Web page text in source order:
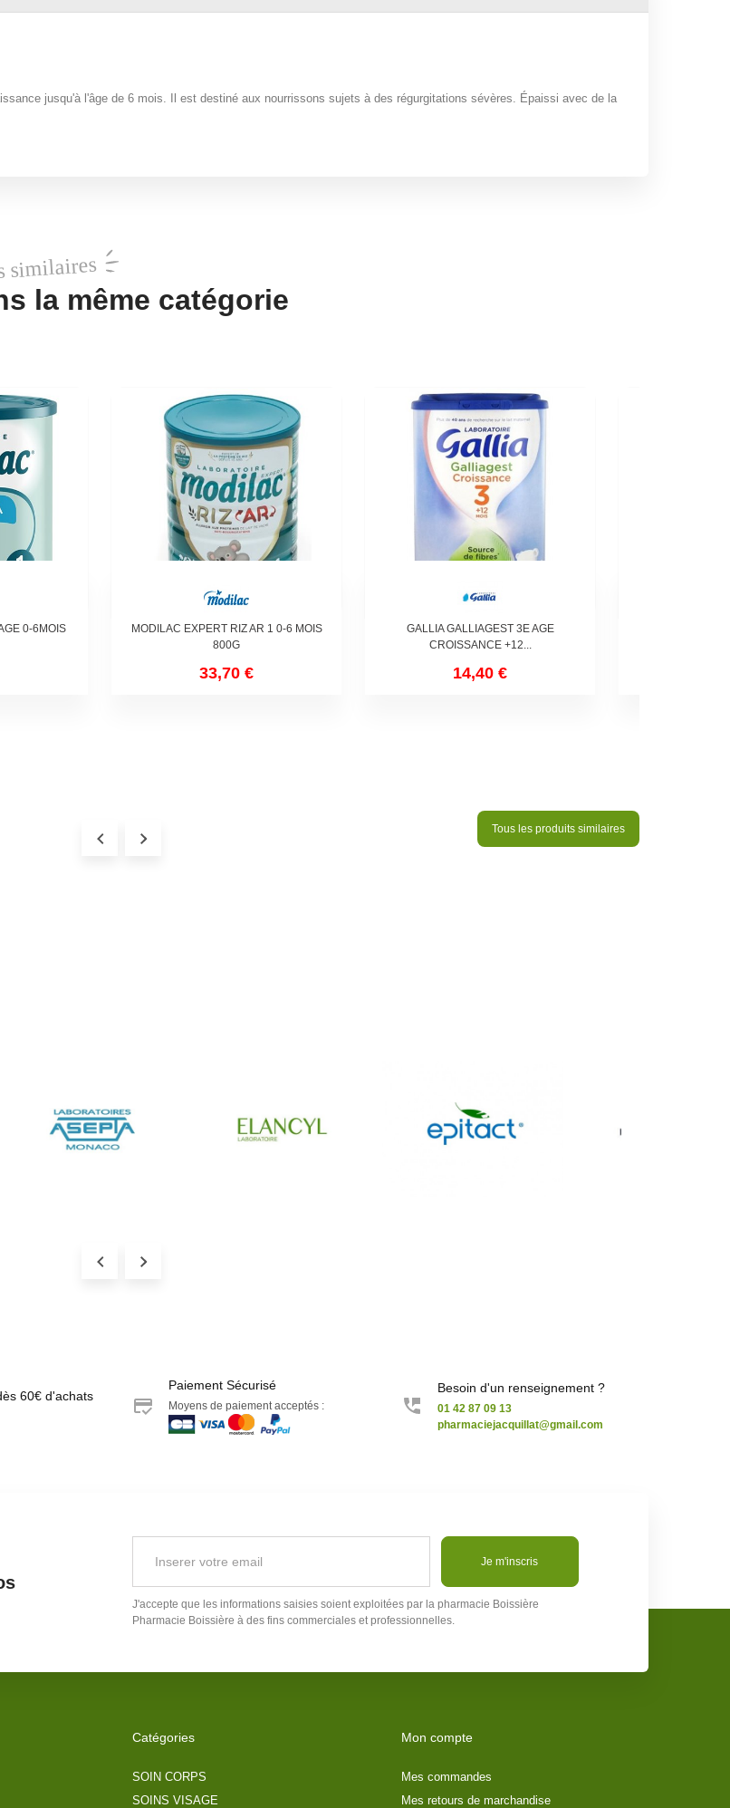
jusqu'à l'âge de 6 mois. Il est destiné aux nourrissons sujets à des régurgitations sévères. Épaissi avec de la
similaires
la même catégorie
0-6MOIS
MODILAC EXPERT RIZ AR 1 0-6 MOIS
800G
33,70 €
GALLIA GALLIAGEST 3E AGE
CROISSANCE +12...
14,40 €
Tous les produits similaires
60€ d'achats
Paiement Sécurisé
Moyens de paiement acceptés :
Besoin d'un renseignement ?
01 42 87 09 13
pharmaciejacquillat@gmail.com
Je m'inscris
J'accepte que les informations saisies soient exploitées par la pharmacie Boissière
Pharmacie Boissière à des fins commerciales et professionnelles.
Catégories
SOIN CORPS
SOINS VISAGE
Mon compte
Mes commandes
Mes retours de marchandise